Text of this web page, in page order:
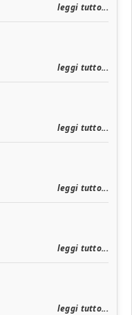
leggi tutto...
leggi tutto...
leggi tutto...
leggi tutto...
leggi tutto...
leggi tutto...